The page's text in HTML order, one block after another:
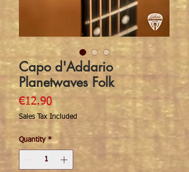
Capo d'Addario
Planetwaves Folk
€12.90Price
Sales Tax Included
Quantity *